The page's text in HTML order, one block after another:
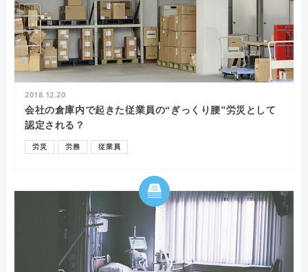
2018.12.20
会社の倉庫内で起きた従業員の“ぎっくり腰”労災として
認定される？
労災 労務 従業員